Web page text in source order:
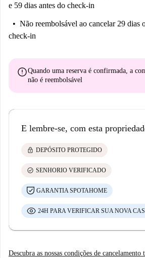
e 59 dias antes do check-in
Não reembolsável ao cancelar 29 dias
check-in
errorQuando uma reserva é confirmada, a
não é reembolsável
E lembre-se, com esta
lock DEPÓSITO PROTEGIDO
check_circle SENHORIO VERIFICADO
GARANTIA SPOTAHOME
24H PARA VERIFICAR SUA NOVA
Descubra as nossas condições de cancelamento